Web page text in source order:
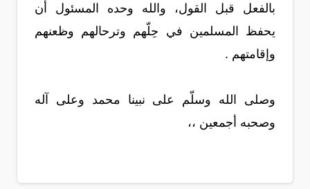
بالفعل قبل القول، والله وحده المسئول أن
يحفظ المسلمين في حِلّهم وترحالهم وظعنهم
وإقامتهم .
وصلى الله وسلّم على نبينا محمد وعلى آله
وصحبه أجمعين ،،